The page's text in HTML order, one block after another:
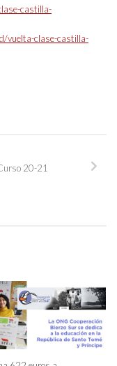
castilla-
vuelta-clase-castilla-
20-21